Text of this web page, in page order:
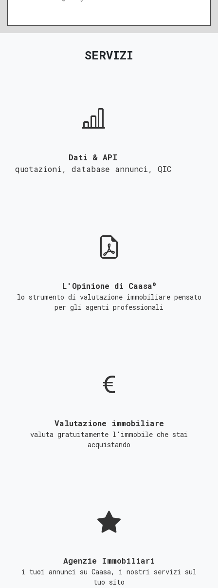
SERVIZI
Dati & API
quotazioni, database annunci, QIC
L'Opinione di Caasa©
lo strumento di valutazione immobiliare pensato
per gli agenti professionali
Valutazione immobiliare
valuta gratuitamente l'immobile che stai
acquistando
Agenzie Immobiliari
i tuoi annunci su Caasa, i nostri servizi sul
tuo sito